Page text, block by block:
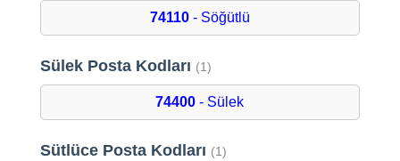
74110- Söğütlü
Sülek Posta Kodları (1)
74400 - Sülek
Sütlüce Posta Kodları (1)